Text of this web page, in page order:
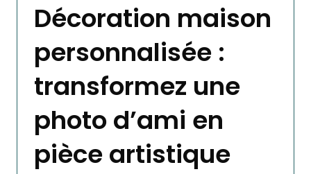
Décoration maison
personnalisée :
transformez une
photo d’ami en
pièce artistique